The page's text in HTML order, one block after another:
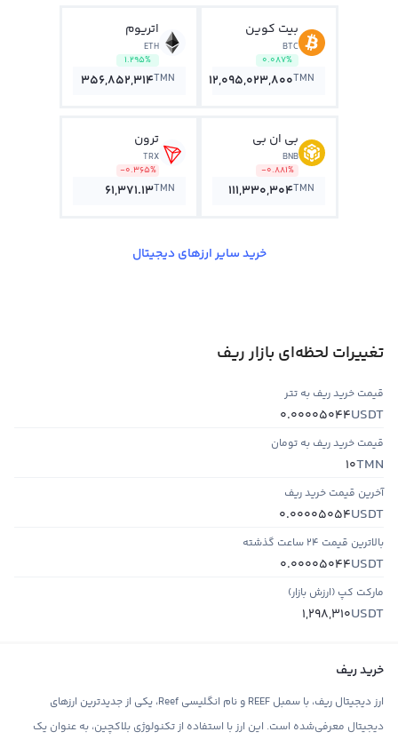
بیت کوین
BTC
0.087%
12,095,023,800TMN
اتریوم
ETH
1.295%
356,852,314TMN
بی ان بی
BNB
-0.881%
111,330,304TMN
ترون
TRX
-0.365%
61,371.13TMN
خرید سایر ارزهای دیجیتال
تغییرات لحظه‌ای بازار ریف
قیمت خرید ریف به تتر
USDT
0.00005044
قیمت خرید ریف به تومان
TMN
10
آخرین قیمت خرید ریف
USDT
0.00005054
بالاترین قیمت ۲۴ ساعت گذشته
USDT
0.00005044
مارکت کپ (ارزش بازار)
USDT
1,298,310
خرید ریف
ارز دیجیتال ریف، با سمبل REEF و نام انگلیسی Reef، یکی از جدیدترین ارزهای
دیجیتال معرفی‌شده است. این ارز با استفاده از تکنولوژی بلاکچین، به عنوان یک